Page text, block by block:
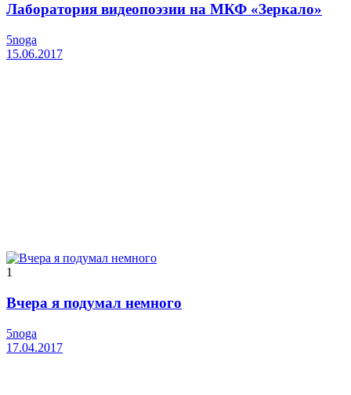
Лаборатория видеопоэзии на МКФ «Зеркало»
5noga
15.06.2017
1
Вчера я подумал немного
5noga
17.04.2017